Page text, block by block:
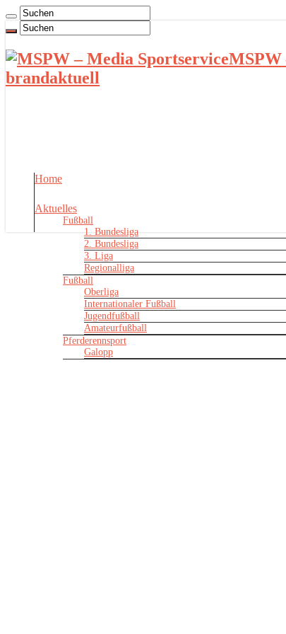
MSPW
brandaktuell
Home
Aktuelles
Fußball
1. Bundesliga
2. Bundesliga
3. Liga
Regionalliga
Fußball
Oberliga
Internationaler Fußball
Jugendfußball
Amateurfußball
Pferderennsport
Galopp